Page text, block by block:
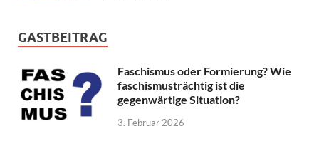
GASTBEITRAG
Faschismus oder Formierung? Wie
faschismusträchtig ist die
gegenwärtige Situation?
3. Februar 2026